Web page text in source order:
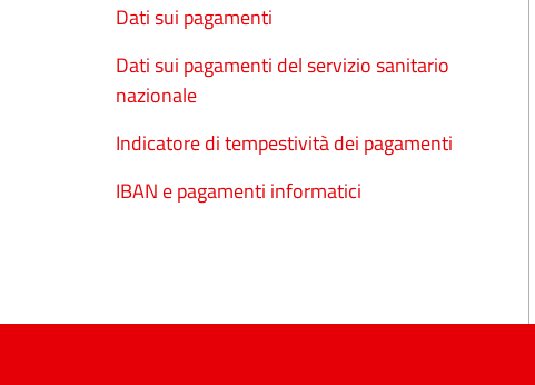
Dati sui pagamenti
Dati sui pagamenti del servizio sanitario
nazionale
Indicatore di tempestività dei pagamenti
IBAN e pagamenti informatici